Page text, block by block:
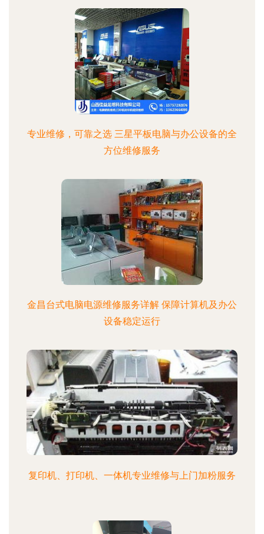
专业维修，可靠之选 三星平板电脑与办公设备的全
方位维修服务
金昌台式电脑电源维修服务详解 保障计算机及办公
设备稳定运行
复印机、打印机、一体机专业维修与上门加粉服务